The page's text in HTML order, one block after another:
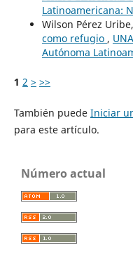
Latinoamericana:
Wilson Pérez Uribe,
como refugio ,
Autónoma
1 2 > >>
También puede Iniciar
para este artículo.
Número actual